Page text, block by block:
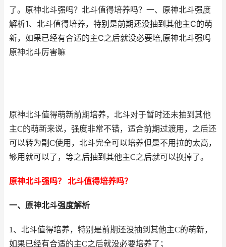
了。原神北斗强吗？北斗值得培养吗？一、原神北斗强度
解析1、北斗值得培养，特别是前期还没抽到其他主C的萌
新，如果已经有合适的主C之后就没必要培,原神北斗强吗
原神北斗厉害嘛
原神北斗值得萌新前期培养，北斗对于暂时还未抽到其他
主C的萌新来说，强度非常不错，适合前期过渡用，之后还
可以转为副C使用，北斗完全可以培养但是不用拉的太高，
够用就可以了，等之后抽到其他主C之后就可以换掉了。
原神北斗强吗？ 北斗值得培养吗？
一、原神北斗强度解析
1、北斗值得培养，特别是前期还没抽到其他主C的萌新，
如果已经有合适的主C之后就没必要培养了；